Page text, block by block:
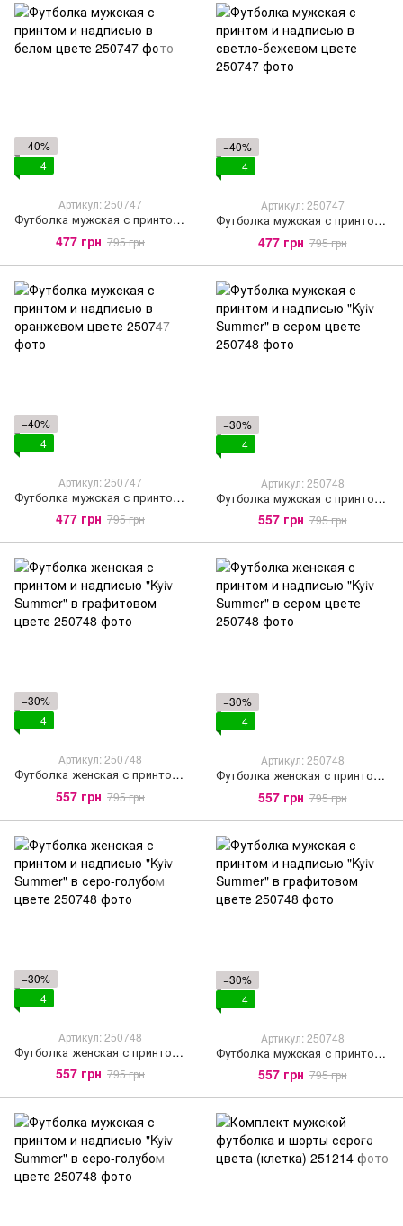
−40%
4
Артикул: 250747
Футболка мужская с принтом и надписью в белом цвете
477 грн 795 грн
−40%
4
Артикул: 250747
Футболка мужская с принтом и надписью в светло-бежевом цвете
477 грн 795 грн
−40%
4
Артикул: 250747
Футболка мужская с принтом и надписью в оранжевом цвете
477 грн 795 грн
−30%
4
Артикул: 250748
Футболка мужская с принтом и надписью "Kyiv Summer" в сером цвете
557 грн 795 грн
−30%
4
Артикул: 250748
Футболка женская с принтом и надписью "Kyiv Summer" в графитовом цвете
557 грн 795 грн
−30%
4
Артикул: 250748
Футболка женская с принтом и надписью "Kyiv Summer" в сером цвете
557 грн 795 грн
−30%
4
Артикул: 250748
Футболка женская с принтом и надписью "Kyiv Summer" в серо-голубом цвете
557 грн 795 грн
−30%
4
Артикул: 250748
Футболка мужская с принтом и надписью "Kyiv Summer" в графитовом цвете
557 грн 795 грн